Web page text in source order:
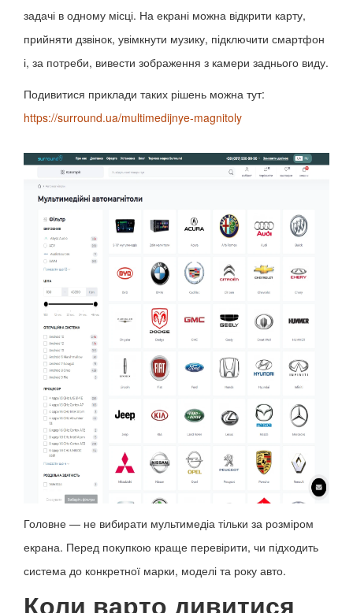
задачі в одному місці. На екрані можна відкрити карту,
прийняти дзвінок, увімкнути музику, підключити смартфон
і, за потреби, вивести зображення з камери заднього виду.
Подивитися приклади таких рішень можна тут:
https://surround.ua/multimedijnye-magnitoly
Головне — не вибирати мультимедіа тільки за розміром
екрана. Перед покупкою краще перевірити, чи підходить
система до конкретної марки, моделі та року авто.
Коли варто дивитися